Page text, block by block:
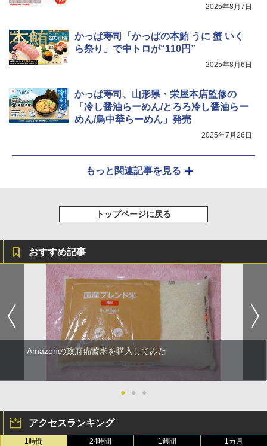
2025年8月7日
かっぱ寿司「かっぱの本鮪 うに 蟹 いく
ら祭り」で中トロが“110円”
2025年8月6日
かっぱ寿司、山形県・栄屋本店監修の
「冷し醤油らーめん/とろろ冷し醤油らー
めん/鳥中華らーめん」発売
2025年7月26日
もっと関連記事を見る
トップページに戻る
おすすめ記事
Amazonの政府備蓄米を購入してみた
● ● ●
アクセスランキング
1時間 24時間 1週間 1カ月